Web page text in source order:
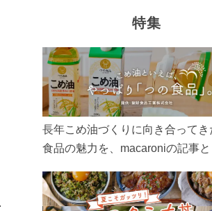
特集
長年こめ油づくりに向き合ってき
食品の魅力を、macaroniの記事と
ん、製造現場や品質へのこだわり
こめ油をもっと好きになるコンテ